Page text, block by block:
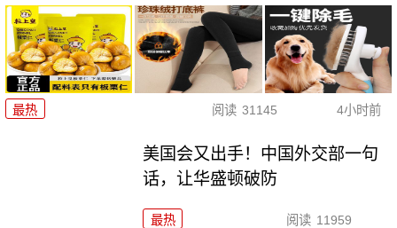
最热 阅读 31145 4小时前
美国会又出手！中国外交部一句
话，让华盛顿破防
最热 阅读 11959